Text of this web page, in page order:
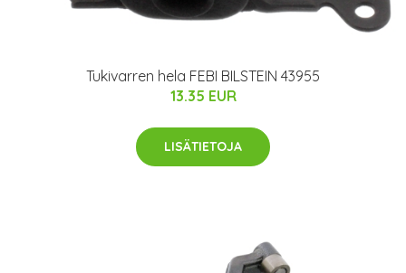
Tukivarren hela FEBI BILSTEIN 43955
13.35 EUR
LISÄTIETOJA